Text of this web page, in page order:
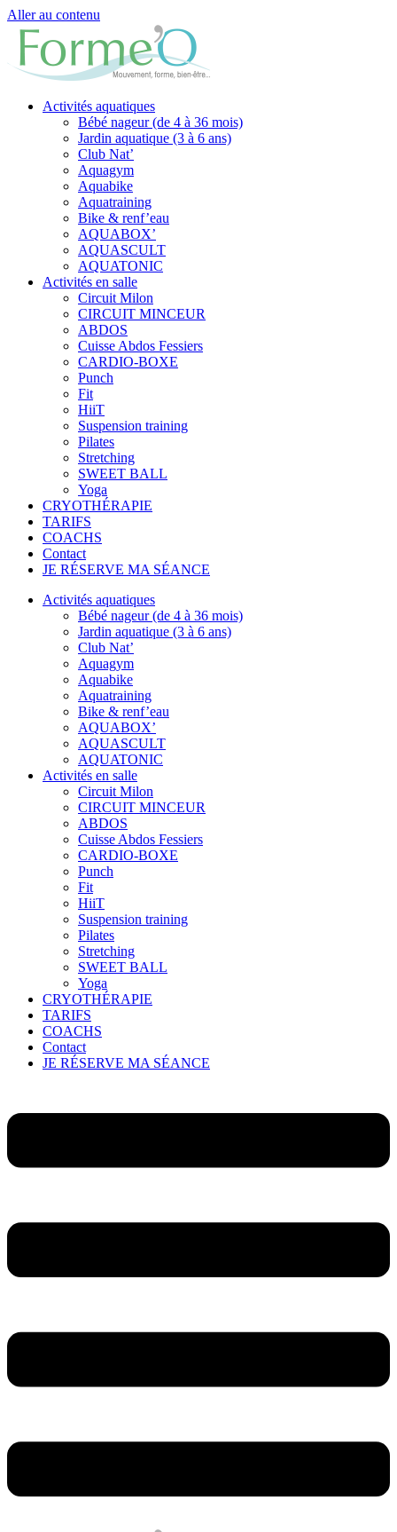
Aller au contenu
Activités aquatiques
Bébé nageur (de 4 à 36 mois)
Jardin aquatique (3 à 6 ans)
Club Nat’
Aquagym
Aquabike
Aquatraining
Bike & renf’eau
AQUABOX’
AQUASCULT
AQUATONIC
Activités en salle
Circuit Milon
CIRCUIT MINCEUR
ABDOS
Cuisse Abdos Fessiers
CARDIO-BOXE
Punch
Fit
HiiT
Suspension training
Pilates
Stretching
SWEET BALL
Yoga
CRYOTHÉRAPIE
TARIFS
COACHS
Contact
JE RÉSERVE MA SÉANCE
Activités aquatiques
Bébé nageur (de 4 à 36 mois)
Jardin aquatique (3 à 6 ans)
Club Nat’
Aquagym
Aquabike
Aquatraining
Bike & renf’eau
AQUABOX’
AQUASCULT
AQUATONIC
Activités en salle
Circuit Milon
CIRCUIT MINCEUR
ABDOS
Cuisse Abdos Fessiers
CARDIO-BOXE
Punch
Fit
HiiT
Suspension training
Pilates
Stretching
SWEET BALL
Yoga
CRYOTHÉRAPIE
TARIFS
COACHS
Contact
JE RÉSERVE MA SÉANCE